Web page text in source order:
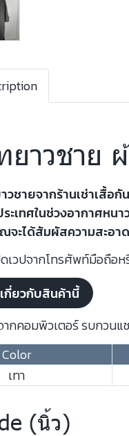
ยาวชาย
ชายจากร้านเช่าเสื้อกั
ระเทศในช่วงอากาศห
จะได้สัมผัสความสะอา
เวปจากโทรศัพท์มือถือห
กี่ยวกับสินค้านี้
ากคอมพิวเตอร์ รบกวน
Color
เทา
(นิ้ว)